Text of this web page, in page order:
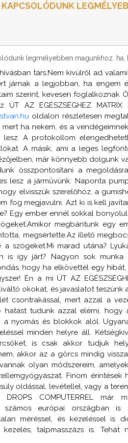
legmélyebben magunkhoz.
társ.Nem kívülről ad
járnak a legjobban, ha engem és
szerint, kevesen foglalkoznak
AZ EGÉSZSÉGHEZ MATRIX
oldalon részletesen
ha nekem, és a
A protokollom
A másik, ami a leges
már könnyebb dolgunk
összpontosítani a
lesz a járművünk: Naponta
elvisszük szerelőhöz, a
fog megjavulni. Azt ki is kell
Egy ember ennél sokkal
megbántunk egy
megsértette.Az illető
szögeket.Mi marad utána?
is így járt? Nagyon sok
hogy ha elkövettél egy
Én a mi ÚT AZ
okokat, és javaslatot
csontrakással, mert azzal a
hatást tudunk azzal elérni,
a nyomás és blokkok alól.
minden helyre áll.
is csak akkor tudjuk
akkor az a görcs mindig
olyan módszereim,
Finom
oldással, levétellel, vagy a
DROPS COMPUTERREL
számos európai országban
méréssel, és kezeléssel is
talpmasszázs is. Tehát